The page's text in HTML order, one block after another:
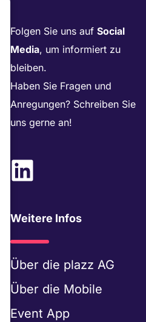
Folgen Sie uns auf Social
Media, um informiert zu
bleiben.
Haben Sie Fragen und
Anregungen? Schreiben Sie
uns gerne an!
L
i
n
k
e
d
i
Weitere Infos
Über die plazz AG
Über die Mobile
Event App